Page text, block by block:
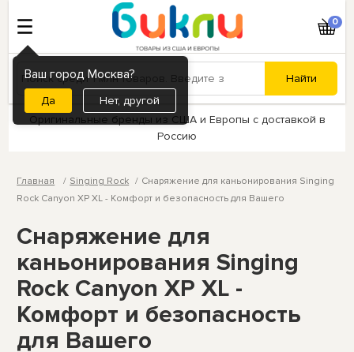
Ваш город Москва?
Нет, другой
0
Оригинальные бренды из США и Европы с доставкой в
Россию
Главная Singing Rock
Снаряжение для каньонирования Singing
Rock Canyon XP XL - Комфорт и безопасность для Вашего
Снаряжение для
каньонирования Singing
Rock Canyon XP XL -
Комфорт и безопасность
для Вашего